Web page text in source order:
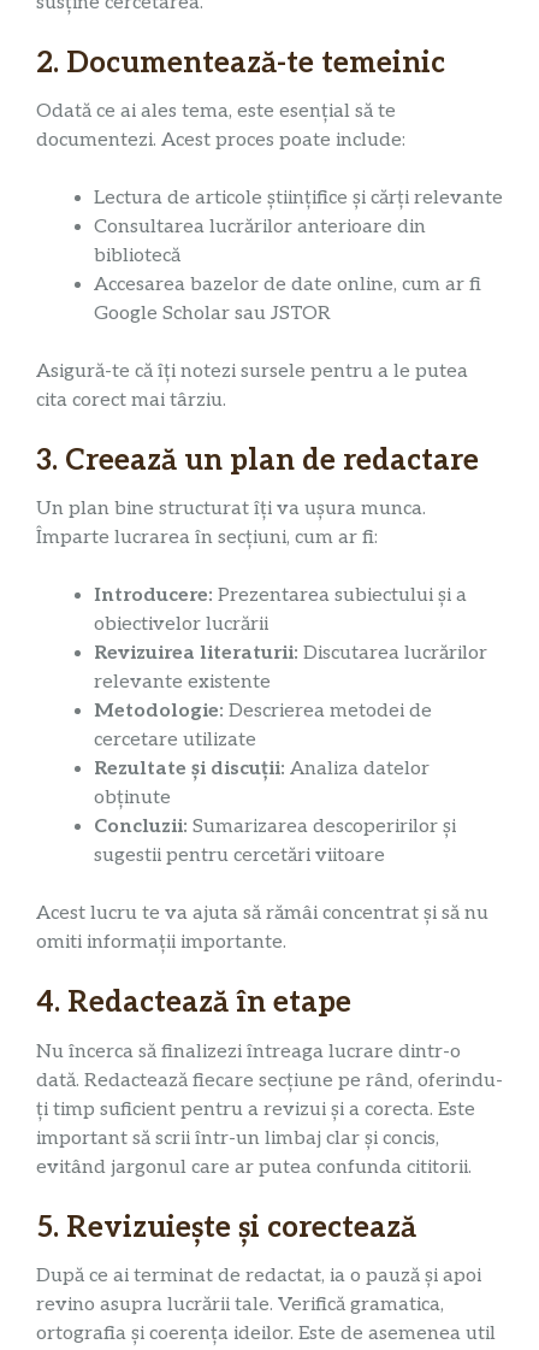
2. Documentează-te temeinic
Odată ce ai ales tema, este esențial să te
documentezi. Acest proces poate include:
Lectura de articole științifice și cărți relevante
Consultarea lucrărilor anterioare din
bibliotecă
Accesarea bazelor de date online, cum ar fi
Google Scholar sau JSTOR
Asigură-te că îți notezi sursele pentru a le putea
cita corect mai târziu.
3. Creează un plan de redactare
Un plan bine structurat îți va ușura munca.
Împarte lucrarea în secțiuni, cum ar fi:
Introducere: Prezentarea subiectului și a
obiectivelor lucrării
Revizuirea literaturii: Discutarea lucrărilor
relevante existente
Metodologie: Descrierea metodei de
cercetare utilizate
Rezultate și discuții: Analiza datelor
obținute
Concluzii: Sumarizarea descoperirilor și
sugestii pentru cercetări viitoare
Acest lucru te va ajuta să rămâi concentrat și să nu
omiti informații importante.
4. Redactează în etape
Nu încerca să finalizezi întreaga lucrare dintr-o
dată. Redactează fiecare secțiune pe rând, oferindu-
ți timp suficient pentru a revizui și a corecta. Este
important să scrii într-un limbaj clar și concis,
evitând jargonul care ar putea confunda cititorii.
5. Revizuiește și corectează
După ce ai terminat de redactat, ia o pauză și apoi
revino asupra lucrării tale. Verifică gramatica,
ortografia și coerența ideilor. Este de asemenea util